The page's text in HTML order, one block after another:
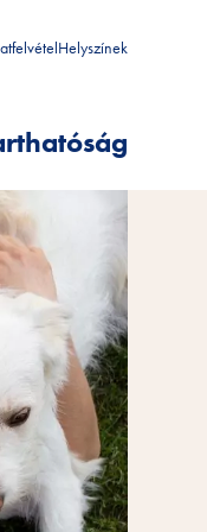
Helyszínek